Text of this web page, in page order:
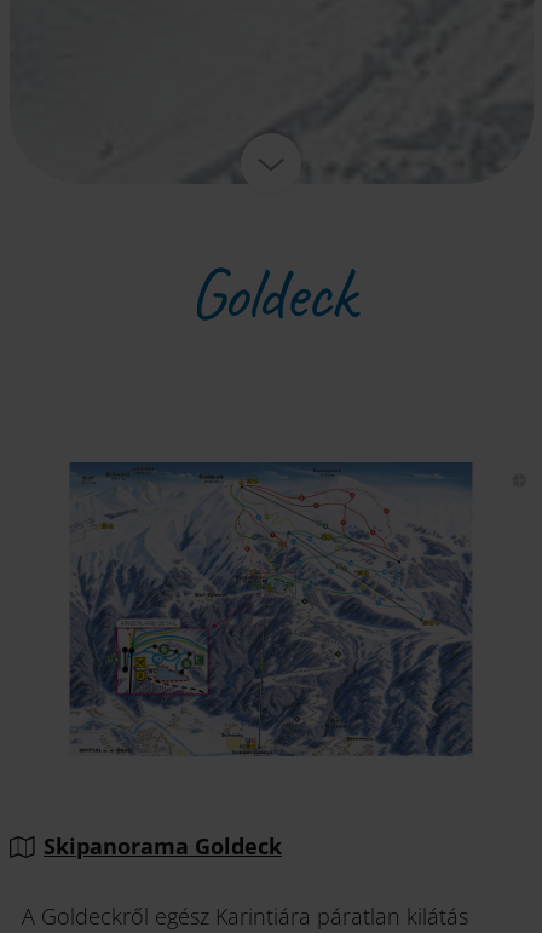
Goldeck
Skipanorama Goldeck
A Goldeckről egész Karintiára páratlan kilátás